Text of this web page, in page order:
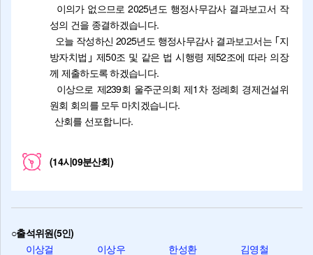
이의가 없으므로 2025년도 행정사무감사 결과보고서 작
성의 건을 종결하겠습니다.
오늘 작성하신 2025년도 행정사무감사 결과보고서는 ｢지
방자치법｣ 제50조 및 같은 법 시행령 제52조에 따라 의장
께 제출하도록 하겠습니다.
이상으로 제239회 울주군의회 제1차 정례회 경제건설위
원회 회의를 모두 마치겠습니다.
산회를 선포합니다.
(14시09분산회)
○출석위원(5인)
이상걸
이상우 한성환 김영철